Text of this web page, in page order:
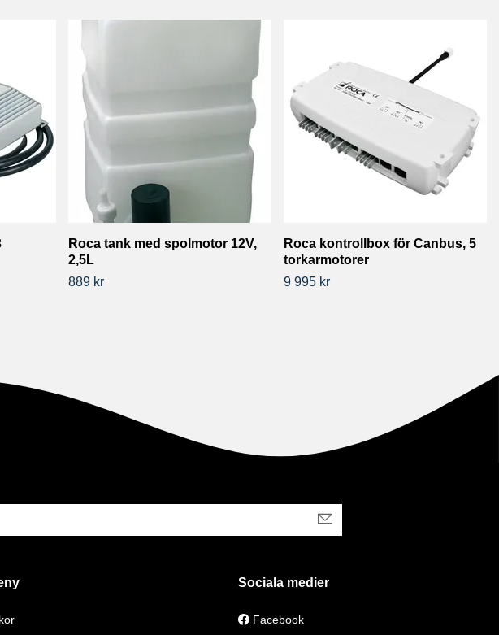
Roca tank med spolmotor 12V,
2,5L
889 kr
Roca kontrollbox för Canbus, 5
torkarmotorer
9 995 kr
Sociala medier
Facebook